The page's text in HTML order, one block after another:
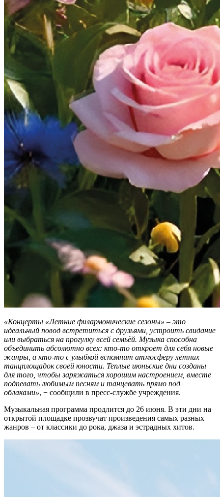
«Концерты «Летние филармонические сезоны» – это
идеальный повод встретиться с друзьями, устроить свидание
или выбраться на прогулку всей семьёй. Музыка способна
объединить абсолютно всех: кто-то откроет для себя новые
жанры, а кто-то с улыбкой вспомнит атмосферу летних
танцплощадок своей юности. Теплые июньские дни созданы
для того, чтобы заряжаться хорошим настроением, вместе
подпевать любимым песням и танцевать прямо под
облаками», − сообщили в пресс-службе учреждения.
Музыкальная программа продлится до 26 июня. В эти дни на
открытой площадке прозвучат произведения самых разных
жанров – от классики до рока, джаза и эстрадных хитов.